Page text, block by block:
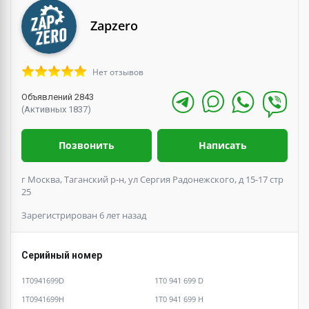
Zapzero
Нет отзывов
Объявлений 2843
(Активных 1837)
Позвонить Написать
г Москва, Таганский р-н, ул Сергия Радонежского, д 15-17 стр
25
Зарегистрирован 6 лет назад
Серийный номер
1T0941699D
1T0 941 699 D
1T0941699H
1T0 941 699 H